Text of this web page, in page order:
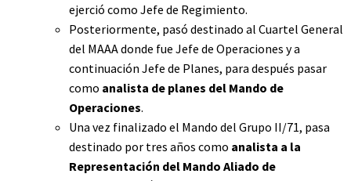
ejerció como Jefe de Regimiento.
Posteriormente, pasó destinado al Cuartel General
del MAAA donde fue Jefe de Operaciones y a
continuación Jefe de Planes, para después pasar
como analista de planes del Mando de
Operaciones.
Una vez finalizado el Mando del Grupo II/71, pasa
destinado por tres años como analista a la
Representación del Mando Aliado de